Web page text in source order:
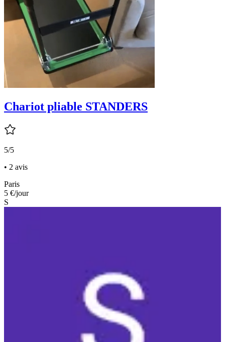
Chariot pliable STANDERS
5/5
• 2 avis
Paris
5 €/jour
S